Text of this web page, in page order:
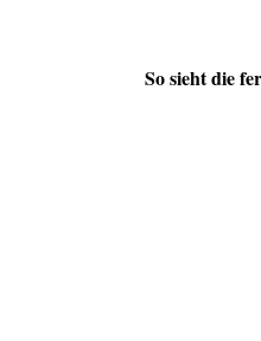
So sieht die